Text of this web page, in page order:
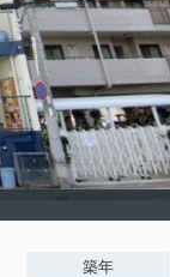
築年